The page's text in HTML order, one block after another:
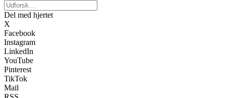
Del med hjertet
X
Facebook
Instagram
LinkedIn
YouTube
Pinterest
TikTok
Mail